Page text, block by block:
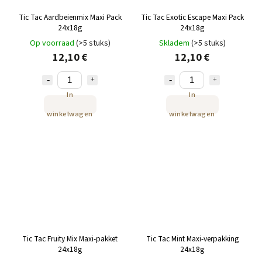
Tic Tac Aardbeienmix Maxi Pack
24x18g
Op voorraad (>5 stuks)
12,10 €
In
winkelwagen
Tic Tac Exotic Escape Maxi Pack
24x18g
Skladem (>5 stuks)
12,10 €
In
winkelwagen
Tic Tac Fruity Mix Maxi-pakket
24x18g
Tic Tac Mint Maxi-verpakking
24x18g